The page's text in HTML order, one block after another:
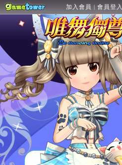
加入會員 | 會員登入